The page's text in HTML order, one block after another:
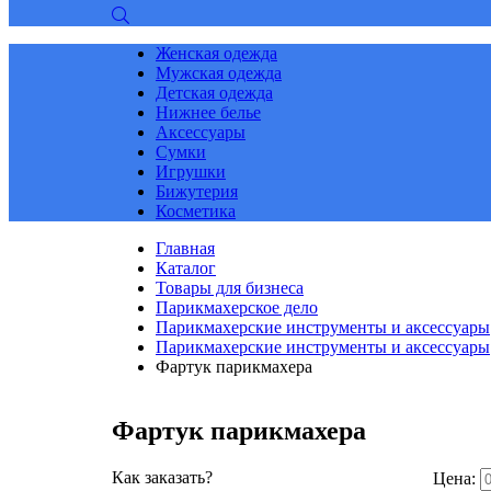
Женская одежда
Мужская одежда
Детская одежда
Нижнее белье
Аксессуары
Сумки
Игрушки
Бижутерия
Косметика
Главная
Каталог
Товары для бизнеса
Парикмахерское дело
Парикмахерские инструменты и аксессуары
Парикмахерские инструменты и аксессуары
Фартук парикмахера
Фартук парикмахера
Как заказать?
Цена: